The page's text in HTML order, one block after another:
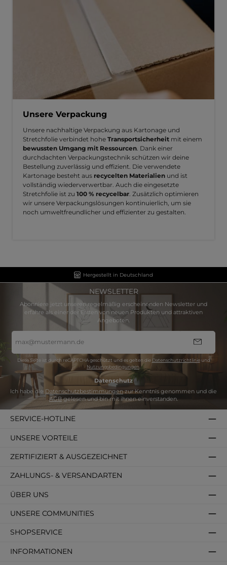
Unsere Verpackung
Unsere nachhaltige Verpackung aus Kartonage und
Stretchfolie verbindet hohe Transportsicherheit mit einem
bewussten Umgang mit Ressourcen . Dank einer
durchdachten Verpackungstechnik schützen wir deine
Bestellung zuverlässig und effizient. Die verwendete
Kartonage besteht aus recycelten Materialien und ist
vollständig wiederverwertbar. Auch die eingesetzte
Stretchfolie ist zu 100 % recycelbar . Zusätzlich optimieren
wir unsere Verpackungslösungen kontinuierlich, um sie
noch umweltfreundlicher und effizienter zu gestalten.
Hergestellt in Deutschland
NEWSLETTER
Abonniere jetzt unseren regelmäßig erscheinenden Newsletter und
erfahre als einer der Ersten von neuen Produkten und attraktiven
Angeboten.
Mail-
Adresse
Diese Seite ist durch reCAPTCHA geschützt und es gelten die Datenschutzrichtlinieund
Nutzungsbedingungen.
Datenschutz
Ich habe die Datenschutzbestimmungenzur Kenntnis genommen und die
AGBgelesen und bin mit ihnen einverstanden.
SERVICE-HOTLINE
SHOPSERVICE
INFORMATIONEN
ZAHLUNGS- & VERSANDARTEN
ÜBER UNS
ZERTIFIZIERT & AUSGEZEICHNET
UNSERE VORTEILE
UNSERE COMMUNITIES